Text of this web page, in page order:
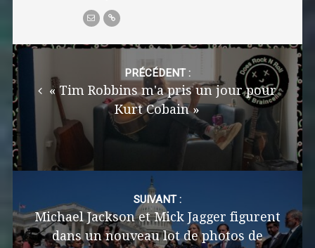
Post
navigation
PRÉCÉDENT :
« Tim Robbins m'a pris un jour pour
Kurt Cobain »
SUIVANT :
Michael Jackson et Mick Jagger figurent
dans un nouveau lot de photos de